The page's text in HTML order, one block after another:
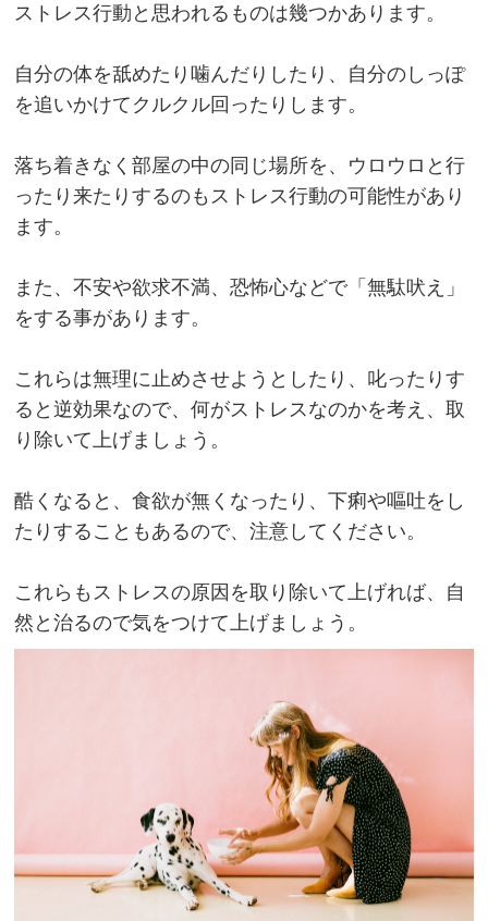
ストレス行動と思われるものは幾つかあります。
自分の体を舐めたり噛んだりしたり、自分のしっぽ
を追いかけてクルクル回ったりします。
落ち着きなく部屋の中の同じ場所を、ウロウロと行
ったり来たりするのもストレス行動の可能性があり
ます。
また、不安や欲求不満、恐怖心などで「無駄吠え」
をする事があります。
これらは無理に止めさせようとしたり、叱ったりす
ると逆効果なので、何がストレスなのかを考え、取
り除いて上げましょう。
酷くなると、食欲が無くなったり、下痢や嘔吐をし
たりすることもあるので、注意してください。
これらもストレスの原因を取り除いて上げれば、自
然と治るので気をつけて上げましょう。